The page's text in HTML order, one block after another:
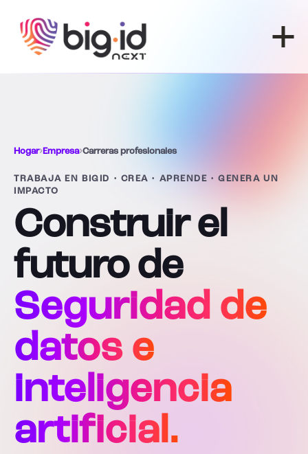
Hogar› Empresa›Carreras profesionales
TRABAJA EN BIGID • CREA • APRENDE • GENERA UN
IMPACTO
Construir el
futuro de
Seguridad de
datos e
inteligencia
artificial.